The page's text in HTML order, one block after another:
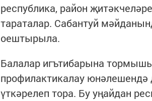
республика, район
тараталар. Сабантуй
оештырыла.
Балалар игътибарына
профилактикалау юнәлешендә
үткәрелеп тора. Бу уңайдан